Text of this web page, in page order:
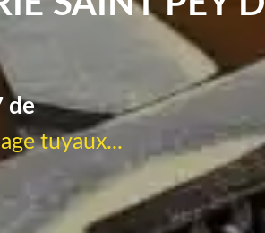
de
tuyaux...